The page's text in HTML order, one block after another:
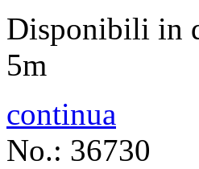
Disponibili in
5m
continua
No.: 36730